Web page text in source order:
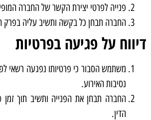
פנייה לפרטי יצירת הקשר של החברה
החברה תבחן כל בקשה ותשיב עליה בפרק
דיווח על פגיעה בפרטיות
משתמש הסבור כי פרטיותו נפגעה רשאי
נסיבות האירוע.
החברה תבחן את הפנייה ותשיב תוך זמן
הדין.